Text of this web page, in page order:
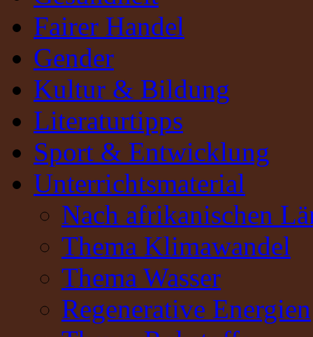
Fairer Handel
Gender
Kultur & Bildung
Literaturtipps
Sport & Entwicklung
Unterrichtsmaterial
Nach afrikanischen
Thema Klimawandel
Thema Wasser
Regenerative Energien